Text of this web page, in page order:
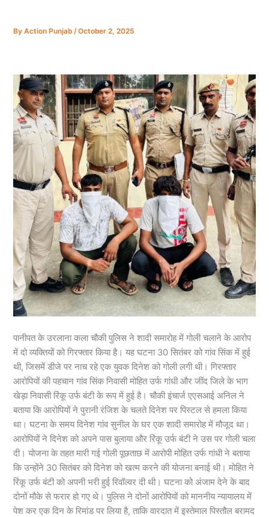
ByAction Punjab/October 2, 2025
पानीपत के उरलाना कला चौकी पुलिस ने शादी समारोह में गोली चलाने के आरोप
में दो व्यक्तियों को गिरफ्तार किया है। यह घटना 30 सितंबर को गांव सिंक में हुई
थी, जिसमें डीजे पर नाच रहे एक युवक दिनेश को गोली लगी थी। गिरफ्तार
आरोपियों की पहचान गांव सिंक निवासी मोहित उर्फ गांधी और जींद जिले के भाग
खेड़ा निवासी रिंकू उर्फ बंटी के रूप में हुई है। चौकी इंचार्ज एएसआई अनिल ने
बताया कि आरोपियों ने पुरानी रंजिश के चलते दिनेश पर पिस्टल से हमला किया
था। घटना के समय दिनेश गांव सुनील के घर एक शादी समारोह में मौजूद था।
आरोपियों ने दिनेश को अपने पास बुलाया और रिंकू उर्फ बंटी ने उस पर गोली चला
दी। योजना के तहत मारी गई गोली पूछताछ में आरोपी मोहित उर्फ गांधी ने बताया
कि उन्होंने 30 सितंबर को दिनेश को खत्म करने की योजना बनाई थी। मोहित ने
रिंकू उर्फ बंटी को अपनी भरी हुई रिवॉल्वर दी थी। घटना को अंजाम देने के बाद
दोनों मौके से फरार हो गए थे। पुलिस ने दोनों आरोपियों को माननीय न्यायालय में
पेश कर एक दिन के रिमांड पर लिया है, ताकि वारदात में इस्तेमाल पिस्तौल बरामद